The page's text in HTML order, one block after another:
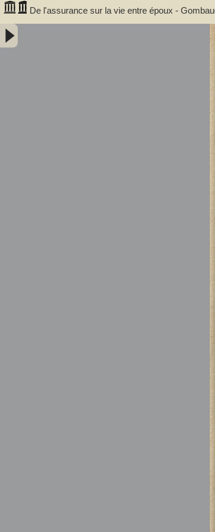
De l'assurance sur la vie entre époux -